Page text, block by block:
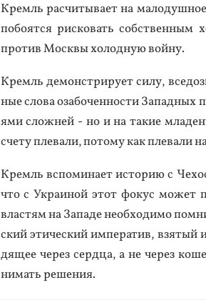
Кремль рас­чи­тыва­ет на
по­бо­ят­ся рис­ко­вать
про­тив Мос­квы хо­лод­ную вой­ну.
Кремль де­монс­три­ру­ет си­лу,
ные сло­ва оза­бочен­ности
ями слож­ней - но и на та­кие
сче­ту пле­вали, по­тому как пле­вали
Кремль вспо­мина­ет ис­то­рию с
что с Ук­ра­иной этот фо­кус мо­жет
влас­тям на За­паде не­об­хо­димо
ский эти­чес­кий им­пе­ратив,
дящее че­рез сер­дца, а не че­рез
нимать ре­шения.